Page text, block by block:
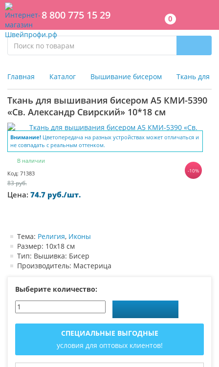
8 800 775 15 29 0
Главная Каталог Вышивание бисером Ткань для
Ткань для вышивания бисером А5 КМИ-5390
«Св. Александр Свирский» 10*18 см
Внимание! Цветопередача на разных устройствах может отличаться и
не совпадать с реальным оттенком.
-10%
В наличии
Код: 71383
83 руб.
Цена: 74.7 руб./шт.
Тема: Религия, Иконы
Размер: 10х18 см
Тип: Вышивка: Бисер
Производитель: Мастерица
Выберите количество:
СПЕЦИАЛЬНЫЕ ВЫГОДНЫЕ
условия для оптовых клиентов!